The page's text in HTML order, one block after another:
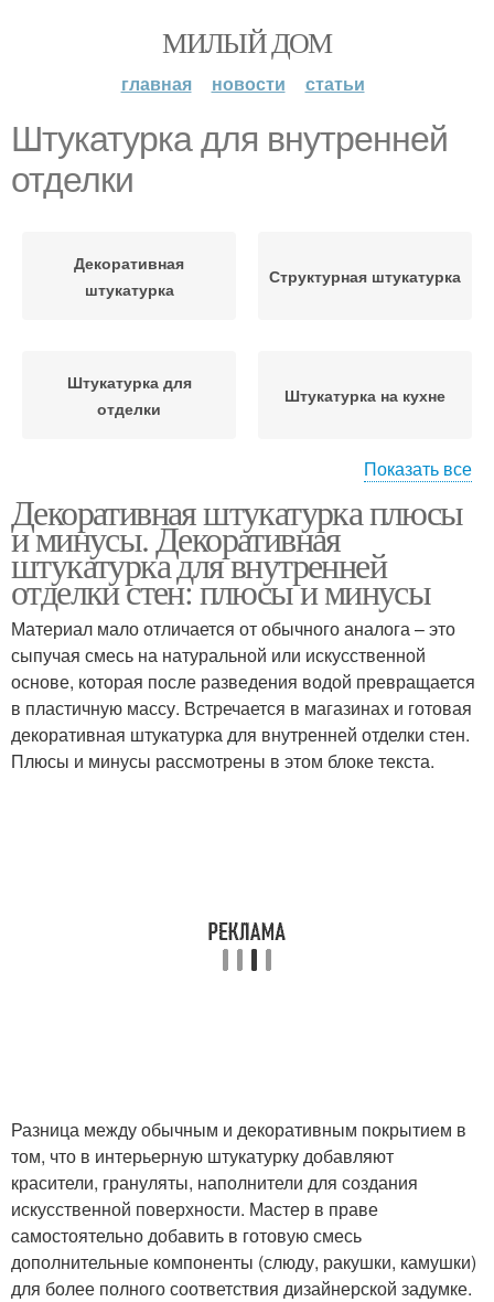
МИЛЫЙ ДОМ
главная новости статьи
Штукатурка для внутренней
отделки
Декоративная
штукатурка
Структурная штукатурка
Штукатурка для
отделки
Штукатурка на кухне
Штукатурки для кухни
Показать все
Декоративная штукатурка плюсы
и минусы. Декоративная
штукатурка для внутренней
отделки стен: плюсы и минусы
Материал мало отличается от обычного аналога – это
сыпучая смесь на натуральной или искусственной
основе, которая после разведения водой превращается
в пластичную массу. Встречается в магазинах и готовая
декоративная штукатурка для внутренней отделки стен.
Плюсы и минусы рассмотрены в этом блоке текста.
Разница между обычным и декоративным покрытием в
том, что в интерьерную штукатурку добавляют
красители, грануляты, наполнители для создания
искусственной поверхности. Мастер в праве
самостоятельно добавить в готовую смесь
дополнительные компоненты (слюду, ракушки, камушки)
для более полного соответствия дизайнерской задумке.